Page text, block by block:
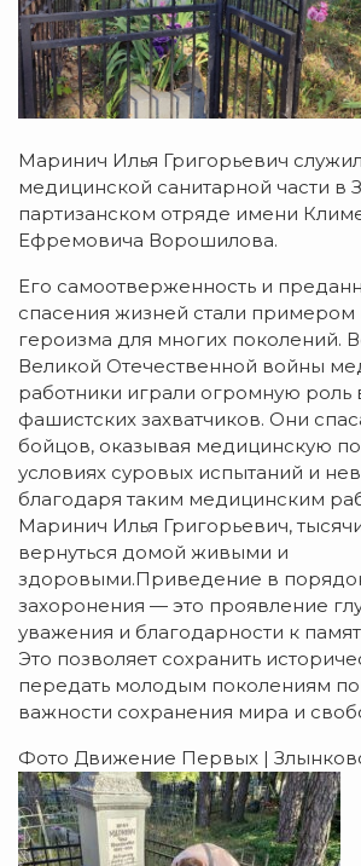
Маринич Илья Григорьевич
медицинской санитарной части в
партизанском отряде имени
Ефремовича Ворошилова.
Его самоотверженность и
спасения жизней стали примером
героизма для многих поколений.
Великой Отечественной войны
работники играли огромную роль
фашистских захватчиков. Они
бойцов, оказывая медицинскую
условиях суровых испытаний и
благодаря таким медицинским
Маринич Илья Григорьевич,
вернуться домой живыми и
здоровыми.Приведение в
захоронения — это проявление
уважения и благодарности к
Это позволяет сохранить
передать молодым поколениям
важности сохранения мира и
Фото Движение Первых |